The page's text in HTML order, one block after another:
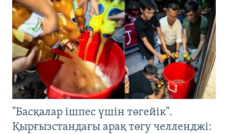
"Басқалар ішпес үшін төгейік".
Қырғызстандағы арақ төгу челленджі: